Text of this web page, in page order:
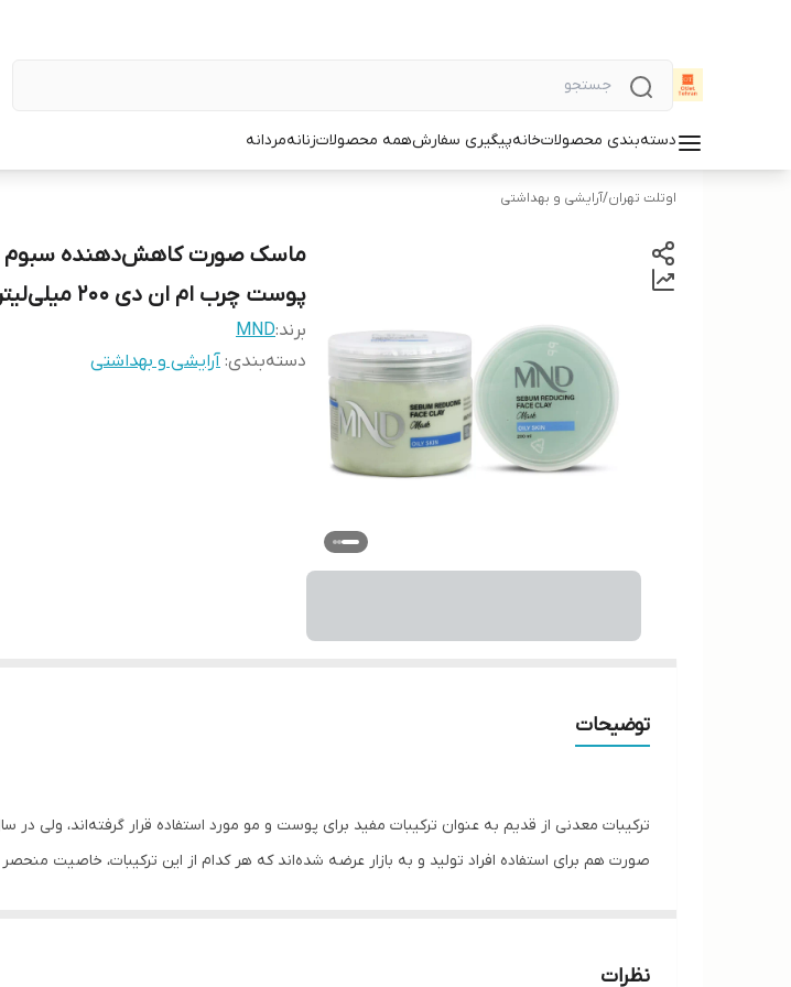
دسته‌بندی محصولاتخانهپیگیری سفارشهمه محصولاتزنانهمردانه
اوتلت تهران/آرایشی و بهداشتی
ماسک صورت کاهش‌دهنده
پوست چرب ام ان دی 200 میلی‌لیتر
برند:MND
دسته‌بندی: آرایشی و بهداشتی
توضیحات
ترکیبات معدنی از قدیم به عنوان ترکیبات مفید برای پوست و مو مورد استفاده قرار گرفته‌اند، ولی
صورت هم برای استفاده افراد تولید و به بازار عرضه شده‌اند که هر کدام از این ترکیبات،
موارد استفاده
نظرات